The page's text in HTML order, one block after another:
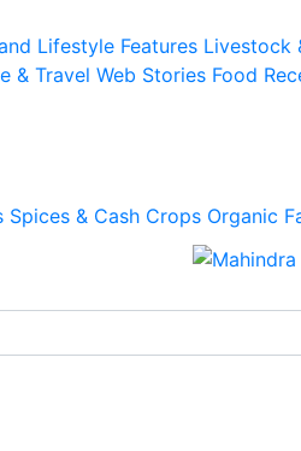
Lifestyle Features Livestock
& Travel Web Stories Food
Spices & Cash Crops Organic